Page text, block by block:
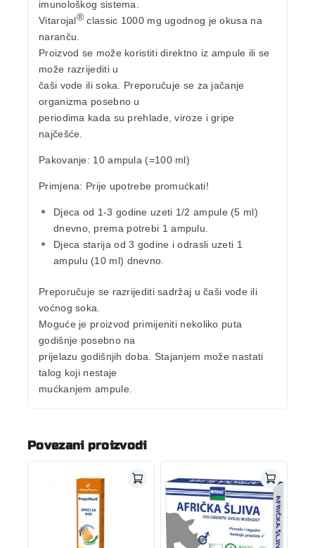
imunološkog sistema.
Vitarojal® classic 1000 mg ugodnog je okusa na
naranču.
Proizvod se može koristiti direktno iz ampule ili se
može razrijediti u
čaši vode ili soka. Preporučuje se za jačanje
organizma posebno u
periodima kada su prehlade, viroze i gripe
najčešće.
Pakovanje: 10 ampula (=100 ml)
Primjena: Prije upotrebe promućkati!
Djeca od 1-3 godine uzeti 1/2 ampule (5 ml)
dnevno, prema potrebi 1 ampulu.
Djeca starija od 3 godine i odrasli uzeti 1
ampulu (10 ml) dnevno.
Preporučuje se razrijediti sadržaj u čaši vode ili
voćnog soka.
Moguće je proizvod primijeniti nekoliko puta
godišnje posebno na
prijelazu godišnjih doba. Stajanjem može nastati
talog koji nestaje
mućkanjem ampule.
Povezani proizvodi